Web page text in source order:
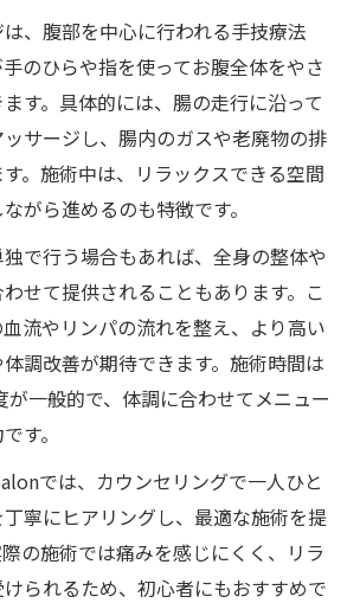
、腹部を中心に行われる手技療法
のひらや指を使ってお腹全体をやさ
す。具体的には、腸の走行に沿って
サージし、腸内のガスや老廃物の排
。施術中は、リラックスできる空間
がら進めるのも特徴です。
で行う場合もあれば、全身の整体や
せて提供されることもあります。こ
流やリンパの流れを整え、より高い
調改善が期待できます。施術時間は
一般的で、体調に合わせてメニュー
す。
では、カウンセリングで一人ひと
寧にヒアリングし、最適な施術を提
の施術では痛みを感じにくく、リラ
られるため、初心者にもおすすめで